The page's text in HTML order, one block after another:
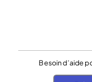
Besoin d’aide